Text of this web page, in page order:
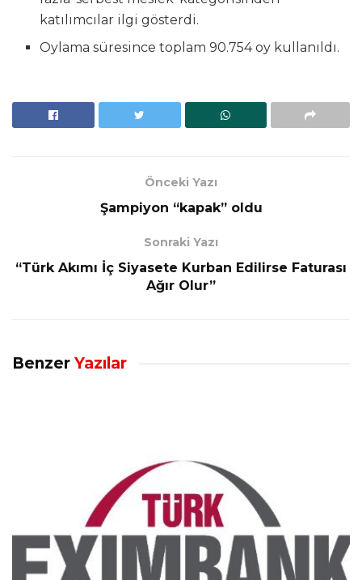
katılımcılar ilgi gösterdi.
Oylama süresince toplam 90.754 oy kullanıldı.
Önceki Yazı
Şampiyon “kapak” oldu
Sonraki Yazı
“Türk Akımı İç Siyasete Kurban Edilirse Faturası
Ağır Olur”
Benzer Yazılar